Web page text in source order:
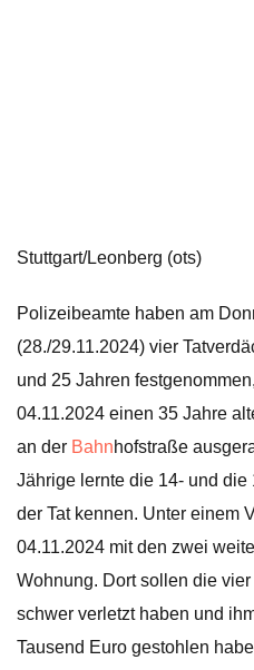
Stuttgart/Leonberg (ots)
Polizeibeamte haben am
(28./29.11.2024) vier
und 25 Jahren
04.11.2024 einen 35 Jahre
an der Bahnhofstraße
Jährige lernte die 14- und
der Tat kennen. Unter einem
04.11.2024 mit den zwei
Wohnung. Dort sollen die
schwer verletzt haben und
Tausend Euro gestohlen